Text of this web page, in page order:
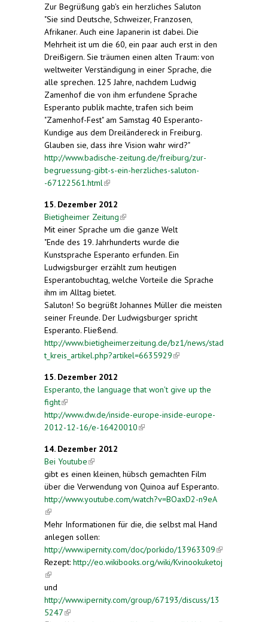
Zur Begrüßung gab's ein herzliches Saluton
"Sie sind Deutsche, Schweizer, Franzosen,
Afrikaner. Auch eine Japanerin ist dabei. Die
Mehrheit ist um die 60, ein paar auch erst in den
Dreißigern. Sie träumen einen alten Traum: von
weltweiter Verständigung in einer Sprache, die
alle sprechen. 125 Jahre, nachdem Ludwig
Zamenhof die von ihm erfundene Sprache
Esperanto publik machte, trafen sich beim
"Zamenhof-Fest" am Samstag 40 Esperanto-
Kundige aus dem Dreiländereck in Freiburg.
Glauben sie, dass ihre Vision wahr wird?"
http://www.badische-zeitung.de/freiburg/zur-
begruessung-gibt-s-ein-herzliches-saluton-
-67122561.html (link is external)
15. Dezember 2012
Bietigheimer Zeitung(link is external)
Mit einer Sprache um die ganze Welt
"Ende des 19. Jahrhunderts wurde die
Kunstsprache Esperanto erfunden. Ein
Ludwigsburger erzählt zum heutigen
Esperantobuchtag, welche Vorteile die Sprache
ihm im Alltag bietet.
Saluton! So begrüßt Johannes Müller die meisten
seiner Freunde. Der Ludwigsburger spricht
Esperanto. Fließend.
http://www.bietigheimerzeitung.de/bz1/news/stad
t_kreis_artikel.php?artikel=6635929(link is
15. Dezember 2012
Esperanto, the language that won't give up the
fight(link is external)
http://www.dw.de/inside-europe-inside-europe-
2012-12-16/e-16420010(link is external)
14. Dezember 2012
Bei Youtube(link is external)
gibt es einen kleinen, hübsch gemachten Film
über die Verwendung von Quinoa auf Esperanto.
http://www.youtube.com/watch?v=BOaxD2-n9eA
(link is external)
Mehr Informationen für die, die selbst mal Hand
anlegen sollen:
http://www.ipernity.com/doc/porkido/13963309(link is
external)
Rezept: http://eo.wikibooks.org/wiki/Kvinookuketoj
(link is external)
und
http://www.ipernity.com/group/67193/discuss/13
5247(link is external)